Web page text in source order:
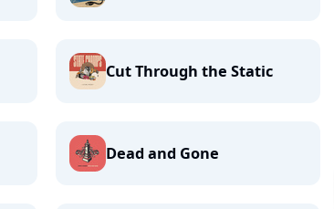
Cut Through the Static
Dead and Gone